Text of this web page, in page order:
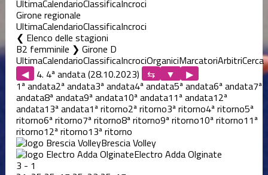
UltimaCalendarioClassificaIncroci
Girone regionale
UltimaCalendarioClassificaIncroci
Elenco delle stagioni
B2 femminile ❯ Girone D
UltimaCalendarioClassificaIncrociOrganiciMarcatoriArbitriCerca
◀ 4. 4ª andata (28.10.2023)
▶
1ª andata2ª andata3ª andata4ª andata5ª andata6ª andata7ª
andata8ª andata9ª andata10ª andata11ª andata12ª
andata13ª andata1ª ritorno2ª ritorno3ª ritorno4ª ritorno5ª
ritorno6ª ritorno7ª ritorno8ª ritorno9ª ritorno10ª ritorno11ª
ritorno12ª ritorno13ª ritorno
Brescia Volley
Electro Adda Olginate
3 - 1